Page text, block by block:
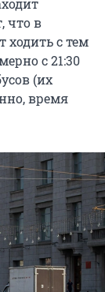
что в
ходить с тем
с 21:30
(их
время